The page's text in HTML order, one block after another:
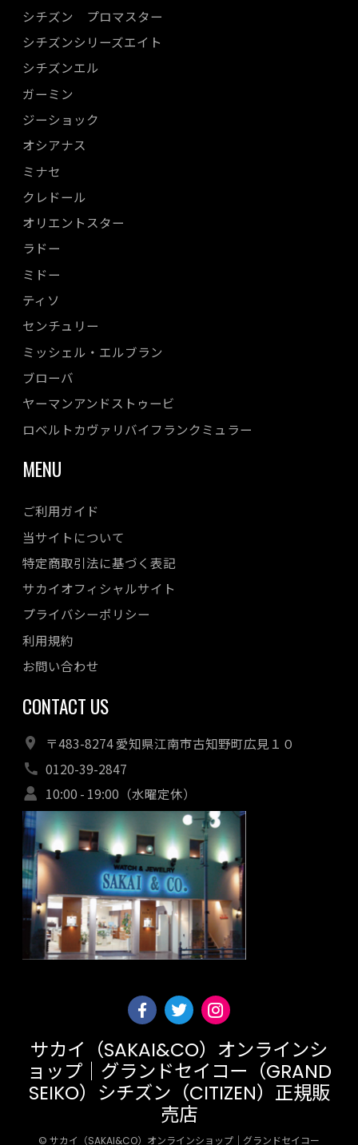
シチズン プロマスター
シチズンシリーズエイト
シチズンエル
ガーミン
ジーショック
オシアナス
ミナセ
クレドール
オリエントスター
ラドー
ミドー
ティソ
センチュリー
ミッシェル・エルブラン
ブローバ
ヤーマンアンドストゥービ
ロベルトカヴァリバイフランクミュラー
MENU
ご利用ガイド
当サイトについて
特定商取引法に基づく表記
サカイオフィシャルサイト
プライバシーポリシー
利用規約
お問い合わせ
CONTACT US
〒483-8274 愛知県江南市古知野町広見１０
0120-39-2847
10:00 - 19:00（水曜定休）
サカイ（SAKAI&CO）オンラインシ
ョップ｜グランドセイコー（GRAND
SEIKO）シチズン（CITIZEN）正規販
売店
© サカイ（SAKAI&CO）オンラインショップ｜グランドセイコー